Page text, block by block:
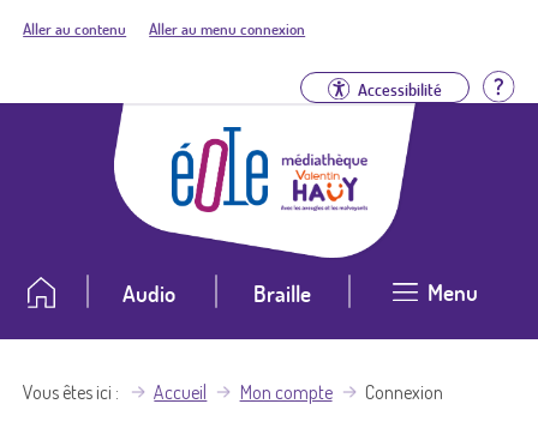
Aller au contenu Aller au menu connexion
Accessibilité
Audio Braille Menu
Vous êtes ici Accueil Mon compte Connexion